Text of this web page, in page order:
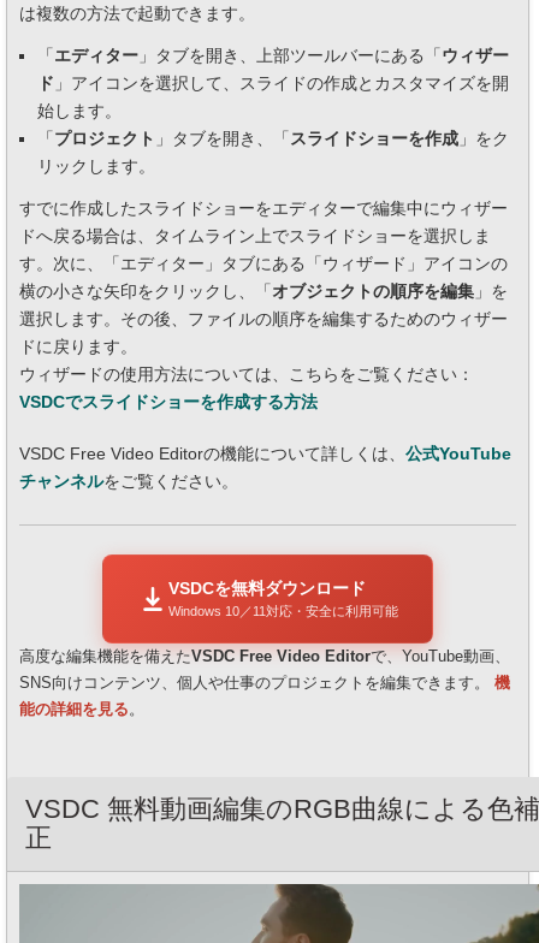
は複数の方法で起動できます。
「エディター 」タブを開き、上部ツールバーにある「ウィザー
ド 」アイコンを選択して、スライドの作成とカスタマイズを開
始します。
「プロジェクト 」タブを開き、「 スライドショーを作成 」をク
リックします。
すでに作成したスライドショーをエディターで編集中にウィザー
ドへ戻る場合は、タイムライン上でスライドショーを選択しま
す。次に、「エディター」タブにある「ウィザード」アイコンの
横の小さな矢印をクリックし、「オブジェクトの順序を編集 」を
選択します。その後、ファイルの順序を編集するためのウィザー
ドに戻ります。
ウィザードの使用方法については、こちらをご覧ください：
VSDCでスライドショーを作成する方法
VSDC Free Video Editorの機能について詳しくは、 公式YouTube
チャンネルをご覧ください。
VSDCを無料ダウンロード
Windows 10／11対応・安全に利用可能
高度な編集機能を備えたVSDC Free Video Editorで、YouTube動画、
SNS向けコンテンツ、個人や仕事のプロジェクトを編集できます。 機
能の詳細を見る 。
VSDC 無料動画編集のRGB曲線による色補
正